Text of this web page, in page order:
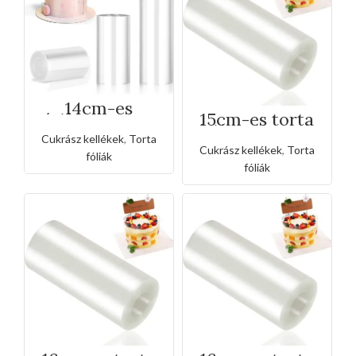
14cm-es
átlátszó torta
vax fólia-
vastagított
Cukrász kellékek, Torta
fóliák
15cm-es torta
átlátszó acetát
fólia
Cukrász kellékek, Torta
fóliák